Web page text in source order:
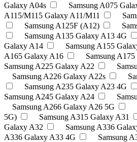
Galaxy A04s
Samsung A075
A115/M115 Galaxy A11/M11
Samsung A125F (A12)
Samsung A135 Galaxy A13 4G
Galaxy A14
Samsung A155
A165 Galaxy A16
Samsung
Samsung A225 Galaxy A22
Samsung A226 Galaxy A22s
Samsung A235 Galaxy A23 4G
Samsung A245 Galaxy A24
Samsung A266 Galaxy A26 5G
5G)
Samsung A315 Galaxy A31
Galaxy A32
Samsung A336
A336 Galaxy A33 4G
Samsung